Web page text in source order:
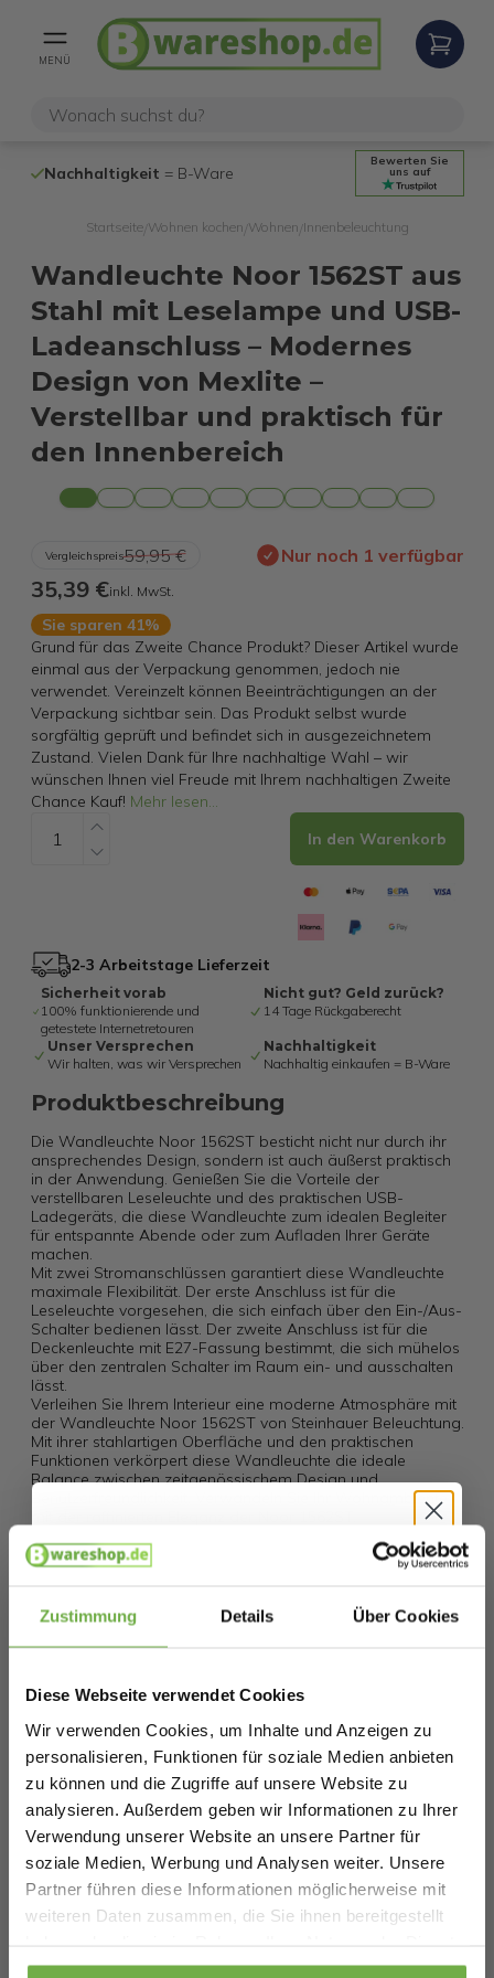
Zustimmung Details Über Cookies
Diese Webseite verwendet Cookies
Wir verwenden Cookies, um Inhalte und Anzeigen zu
personalisieren, Funktionen für soziale Medien anbieten
zu können und die Zugriffe auf unsere Website zu
analysieren. Außerdem geben wir Informationen zu Ihrer
Verwendung unserer Website an unsere Partner für
soziale Medien, Werbung und Analysen weiter. Unsere
Partner führen diese Informationen möglicherweise mit
weiteren Daten zusammen, die Sie ihnen bereitgestellt
gesammelt haben.
MENÜ
Nachhaltigkeit = B-Ware 100%
Bewerten Sie
uns auf
Startseite/ Wohnen kochen Wohnen Innenbeleuchtung
Wandleuchte Noor 1562ST aus
Stahl mit Leselampe und USB-
Ladeanschluss – Modernes
Design von Mexlite –
Verstellbar und praktisch für
den Innenbereich
Vergleichspreis59,95 € Nur noch 1 verfügbar
35,39 €inkl. MwSt.
Sie sparen 41%
Grund für das Zweite Chance Produkt? Dieser Artikel wurde
einmal aus der Verpackung genommen, jedoch nie
verwendet. Vereinzelt können Beeinträchtigungen an der
Verpackung sichtbar sein. Das Produkt selbst wurde
sorgfältig geprüft und befindet sich in ausgezeichnetem
Zustand. Vielen Dank für Ihre nachhaltige Wahl – wir
wünschen Ihnen viel Freude mit Ihrem nachhaltigen Zweite
Chance Kauf! Mehr lesen...
In den Warenkorb
2-3 Arbeitstage Lieferzeit
Sicherheit vorab
100% funktionierende und
getestete Internetretouren
Nicht gut? Geld zurück?
14 Tage Rückgaberecht
Unser Versprechen
Wir halten, was wir Versprechen
Nachhaltigkeit
Nachhaltig einkaufen = B-Ware
Produktbeschreibung
Die Wandleuchte Noor 1562ST besticht nicht nur durch ihr
ansprechendes Design, sondern ist auch äußerst praktisch
in der Anwendung. Genießen Sie die Vorteile der
verstellbaren Leseleuchte und des praktischen USB-
Ladegeräts, die diese Wandleuchte zum idealen Begleiter
für entspannte Abende oder zum Aufladen Ihrer Geräte
machen.
Mit zwei Stromanschlüssen garantiert diese Wandleuchte
maximale Flexibilität. Der erste Anschluss ist für die
Leseleuchte vorgesehen, die sich einfach über den Ein-/Aus-
Schalter bedienen lässt. Der zweite Anschluss ist für die
Deckenleuchte mit E27-Fassung bestimmt, die sich mühelos
über den zentralen Schalter im Raum ein- und ausschalten
lässt.
Verleihen Sie Ihrem Interieur eine moderne Atmosphäre mit
der Wandleuchte Noor 1562ST von Steinhauer Beleuchtung.
Mit ihrer stahlartigen Oberfläche und den praktischen
Funktionen verkörpert diese Wandleuchte die ideale
Balance zwischen zeitgenössischem Design und
Benutzerfreundlichkeit. Verwandeln Sie Ihr Wohnambiente
Spezifikationen
Artikelnummer
SKU
27537946
Ähnliche Produkte
Wandleuchte Noor 1562ZW – Verstellbar
mit Leselampe, Gold/Schwarz,
Metall/Textil, Mexlite – Zeitloses Design
27,79 €
-42 %
Schnäppchenjäger 👋
Melde dich an und erhalte sofort
Rabatten bis zu 70%.
Geburtstag